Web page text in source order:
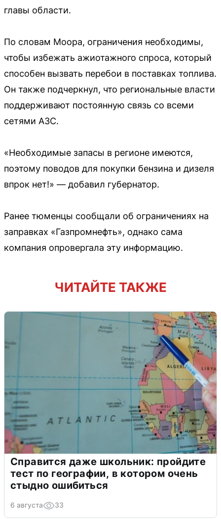
главы области.
По словам Моора, ограничения необходимы,
чтобы избежать ажиотажного спроса, который
способен вызвать перебои в поставках топлива.
Он также подчеркнул, что региональные власти
поддерживают постоянную связь со всеми
сетями АЗС.
«Необходимые запасы в регионе имеются,
поэтому поводов для покупки бензина и дизеля
впрок нет!» — добавил губернатор.
Ранее тюменцы сообщали об ограничениях на
заправках «Газпромнефть», однако сама
компания опровергала эту информацию.
ЧИТАЙТЕ ТАКЖЕ
Справится даже школьник: пройдите
тест по географии, в котором очень
стыдно ошибиться
6 августа 33